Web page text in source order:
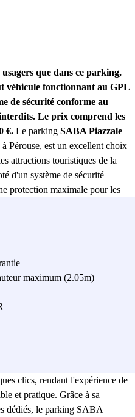
que dans ce parking,
véhicule fonctionnant au GPL
de sécurité conforme au
Le prix comprend les
€. Le parking SABA Piazzale
Pérouse, est un excellent choix
attractions touristiques de la
d'un système de sécurité
protection maximale pour les
besoins de tous les utilisateurs.
moyens de transport éco-
de Pérouse se
accessible depuis Piazzale
Église Évangélique, le
historique San Pietro. Pour
le parking SABA, situé
clics, rendant l'expérience de
et pratique. Grâce à sa
dédiés, le parking SABA
maximum (2.05m)